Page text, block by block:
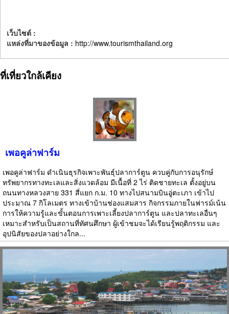
เว็บไซต์ :
แหล่งที่มาของข้อมูล : http://www.tourismthailand.org
ที่เที่ยวใกล้เคียง
เพอคูล่าฟาร์ม
เพอคูล่าฟาร์ม ดำเนินธุรกิจเพาะพันธุ์ปลาการ์ตูน ควบคู่กับการอนุรักษ์
ทรัพยากรทางทะเลและสิ่งแวดล้อม มีเนื้อที่ 2 ไร่ ติดชายทะเล ตั้งอยู่บน
ถนนทางหลวงสาย 331 สี่แยก ก.ม. 10 ทางไปสนามบินอู่ตะเภา เข้าไป
ประมาณ 7 กิโลเมตร ทางเข้าบ้านช่องแสมสาร กิจกรรมภายในฟารม์เน้น
การให้ความรู้และขั้นตอนการเพาะเลี้ยงปลาการ์ตูน และปลาทะเลอื่นๆ
เหมาะสำหรับเป็นสถานที่ทัศนศึกษา ผู้เข้าชมจะได้เรียนรู้พฤติกรรม และ
อุปนิสัยของปลาอย่างใกล...